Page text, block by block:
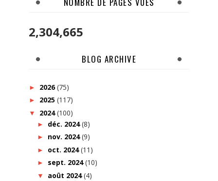
2,304,665
BLOG ARCHIVE
► 2026(75)
► 2025 (117)
▼ 2024(100)
► déc. 2024(8)
► nov. 2024(9)
► oct. 2024(11)
► sept. 2024(10)
▼ août 2024(4)